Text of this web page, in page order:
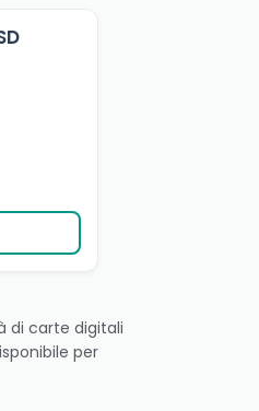
di carte digitali
per